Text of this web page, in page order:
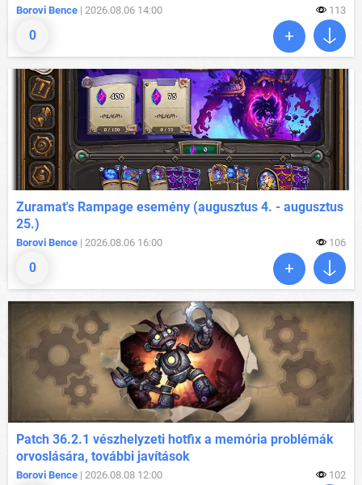
0
Borovi Bence | 2026.08.06 14:00 113
0
Zuramat's Rampage esemény (augusztus 4. - augusztus
25.)
Borovi Bence | 2026.08.06 16:00 106
Patch 36.2.1 vészhelyzeti hotfix a memória problémák
orvoslására, további javítások
Borovi Bence | 2026.08.08 12:00 102